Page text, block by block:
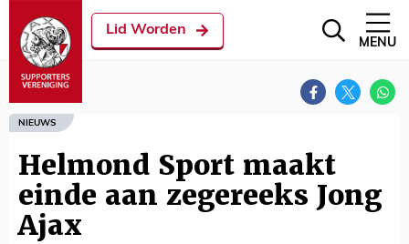
Lid Worden
MENU
NIEUWS
Helmond Sport maakt
einde aan zegereeks Jong
Ajax